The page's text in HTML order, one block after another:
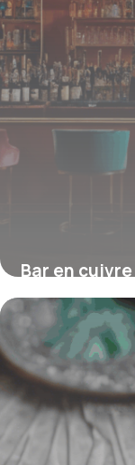
Bar en
performance
16 juin 2026